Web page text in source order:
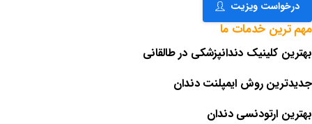
درخواست ویزیت
مهم ترین خدمات ما
بهترین کلینیک دندانپزشکی در طالقانی
جدیدترین روش ایمپلنت دندان
بهترین ارتودنسی دندان